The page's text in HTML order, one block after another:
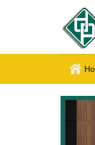
dung